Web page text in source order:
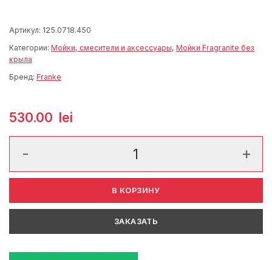
Артикул: 125.0718.450
Категории: Мойки, смесители и аксессуары, Мойки Fragranite без
крыла
Бренд: Franke
530.00 lei
В КОРЗИНУ
ЗАКАЗАТЬ